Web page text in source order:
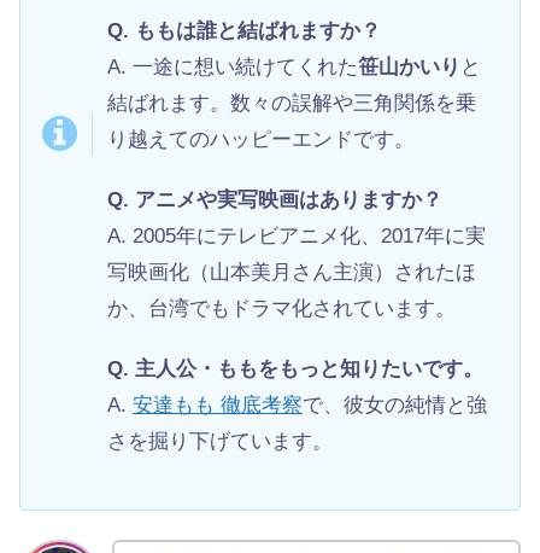
Q. ももは誰と結ばれますか？
A. 一途に想い続けてくれた笹山かいり と
結ばれます。数々の誤解や三角関係を乗
り越えてのハッピーエンドです。
Q. アニメや実写映画はありますか？
A. 2005年にテレビアニメ化、2017年に実
写映画化（山本美月さん主演）されたほ
か、台湾でもドラマ化されています。
Q. 主人公・ももをもっと知りたいです。
A. 安達もも 徹底考察で、彼女の純情と強
さを掘り下げています。